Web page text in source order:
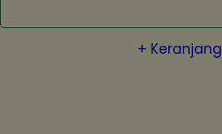
+ Keranjang